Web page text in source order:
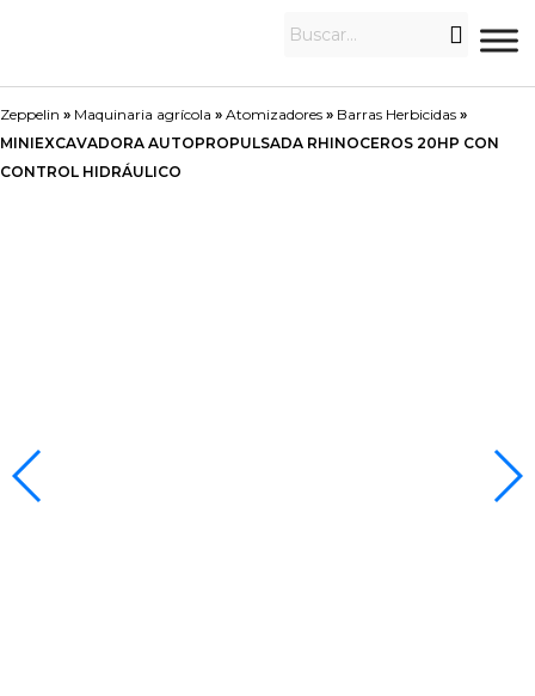
Zeppelin » Maquinaria agrícola » Atomizadores » Barras Herbicidas »
MINIEXCAVADORA AUTOPROPULSADA RHINOCEROS 20HP CON
CONTROL HIDRÁULICO